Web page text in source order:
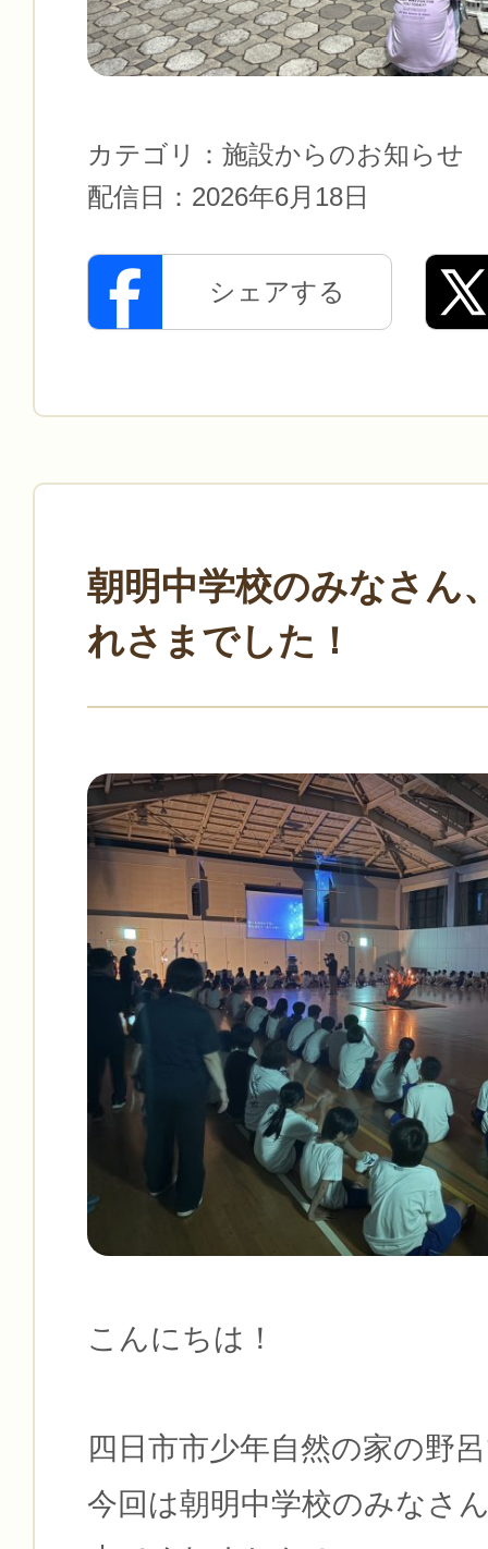
カテゴリ： 施設からのお知らせ
配信日： 2026年6月18日
シェアする
朝明中学校のみなさん
れさまでした！
こんにちは！
四日市市少年自然の家の野
今回は朝明中学校のみなさ